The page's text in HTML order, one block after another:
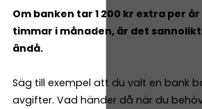
Om banken tar 1 200 kr extra per
timmar i månaden, är det
ändå.
Säg till exempel att du valt en bank
avgifter. Vad händer då när du